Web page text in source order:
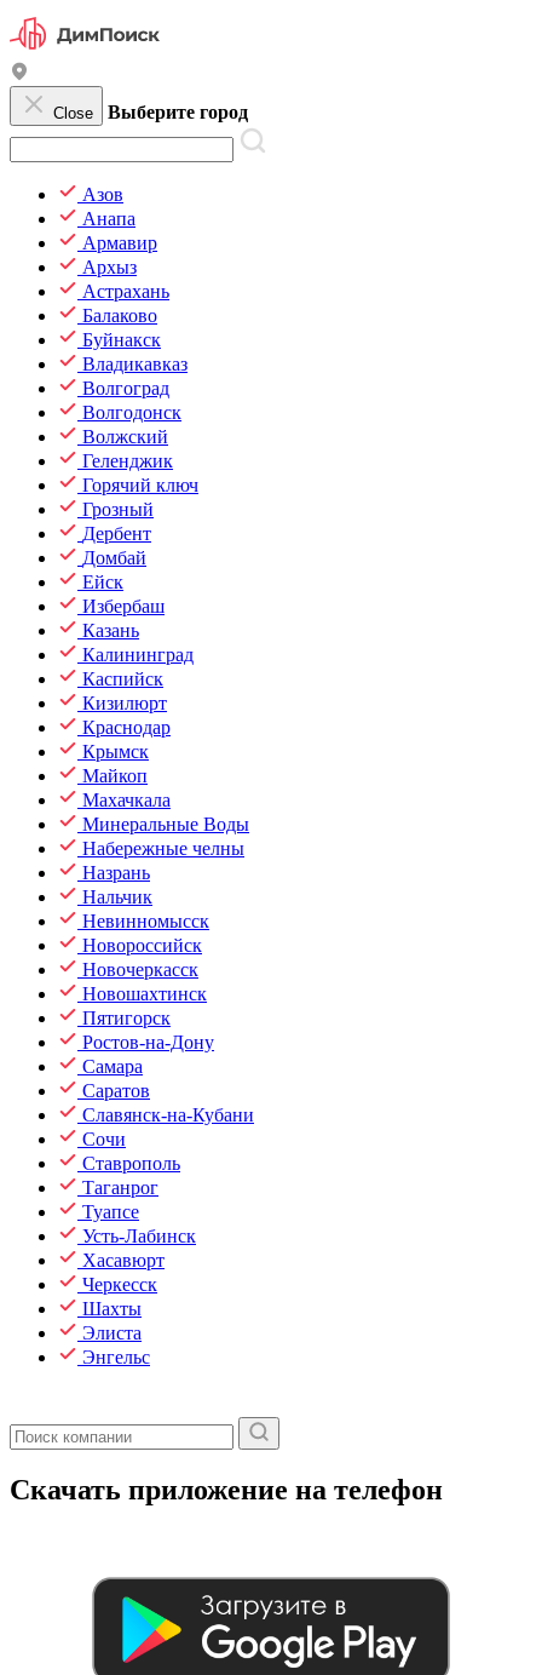
Close Выберите город
Азов
Анапа
Армавир
Архыз
Астрахань
Балаково
Буйнакск
Владикавказ
Волгоград
Волгодонск
Волжский
Геленджик
Горячий ключ
Грозный
Дербент
Домбай
Ейск
Избербаш
Казань
Калининград
Каспийск
Кизилюрт
Краснодар
Крымск
Майкоп
Махачкала
Минеральные Воды
Набережные челны
Назрань
Нальчик
Невинномысск
Новороссийск
Новочеркасск
Новошахтинск
Пятигорск
Ростов-на-Дону
Самара
Саратов
Славянск-на-Кубани
Сочи
Ставрополь
Таганрог
Туапсе
Усть-Лабинск
Хасавюрт
Черкесск
Шахты
Элиста
Энгельс
Скачать приложение на телефон